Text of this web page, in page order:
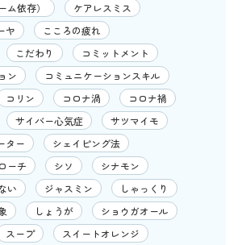
ム依存）
ケアレスミス
ヤ
こころの疲れ
こだわり
コミットメント
ン
コミュニケーションスキル
コリン コロナ渦
コロナ禍
サイバー心気症
サツマイモ
ター
シェイピング法
ーチ
シソ
シナモン
い
ジャスミン
しゃっくり
しょうが
ショウガオール
スープ
スイートオレンジ